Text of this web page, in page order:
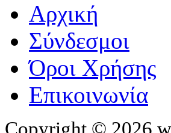
Αρχική
Σύνδεσμοι
Όροι Χρήσης
Επικοινωνία